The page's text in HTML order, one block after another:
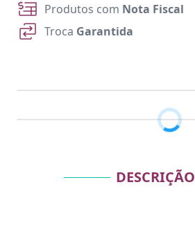
Produtos com Nota Fiscal
Troca Garantida
DESCRIÇÃO